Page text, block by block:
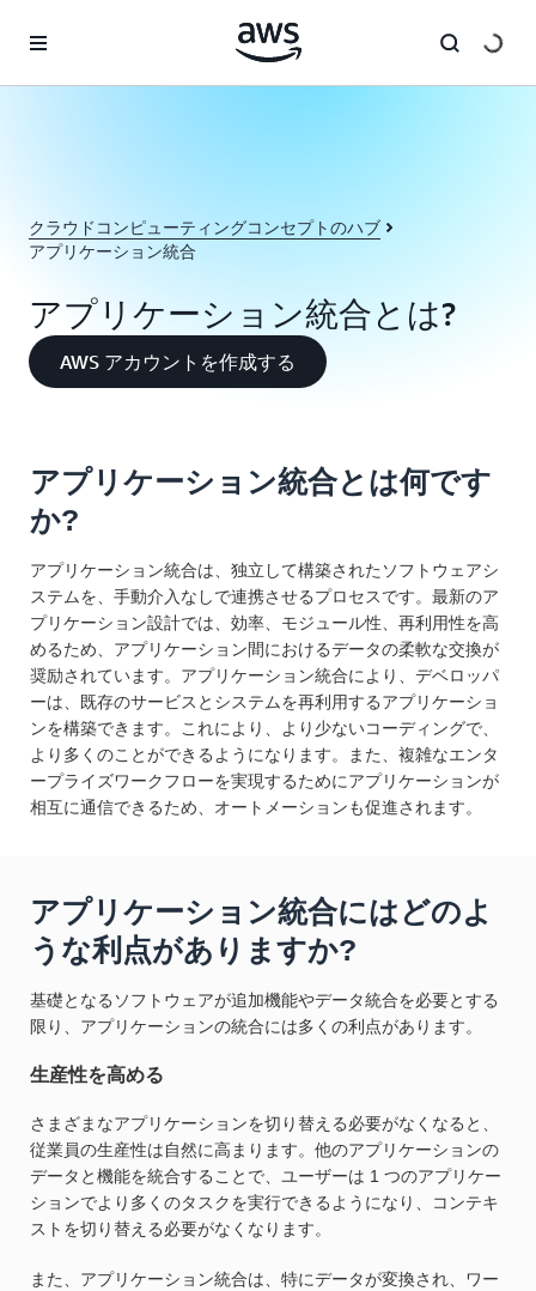
クラウドコンピューティングコンセプトのハブ
アプリケーション統合
アプリケーション統合とは?
AWS アカウントを作成する
アプリケーション統合とは何です
か?
アプリケーション統合は、独立して構築されたソフトウェアシ
ステムを、手動介入なしで連携させるプロセスです。最新のア
プリケーション設計では、効率、モジュール性、再利用性を高
めるため、アプリケーション間におけるデータの柔軟な交換が
奨励されています。アプリケーション統合により、デベロッパ
ーは、既存のサービスとシステムを再利用するアプリケーショ
ンを構築できます。これにより、より少ないコーディングで、
より多くのことができるようになります。また、複雑なエンタ
ープライズワークフローを実現するためにアプリケーションが
相互に通信できるため、オートメーションも促進されます。
アプリケーション統合にはどのよ
うな利点がありますか?
基礎となるソフトウェアが追加機能やデータ統合を必要とする
限り、アプリケーションの統合には多くの利点があります。
生産性を高める
さまざまなアプリケーションを切り替える必要がなくなると、
従業員の生産性は自然に高まります。他のアプリケーションの
データと機能を統合することで、ユーザーは 1 つのアプリケー
ションでより多くのタスクを実行できるようになり、コンテキ
ストを切り替える必要がなくなります。
また、アプリケーション統合は、特にデータが変換され、ワー